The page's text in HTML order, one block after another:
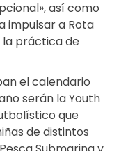
así como
impulsar a Rota
práctica de
el calendario
serán la Youth
que
de distintos